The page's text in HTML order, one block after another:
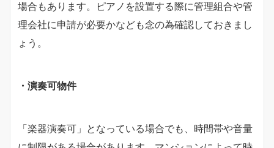
場合もあります。ピアノを設置する際に管理組合や管
理会社に申請が必要かなども念の為確認しておきまし
ょう。
・演奏可物件
「楽器演奏可」となっている場合でも、時間帯や音量